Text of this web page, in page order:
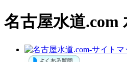
名古屋水道.com